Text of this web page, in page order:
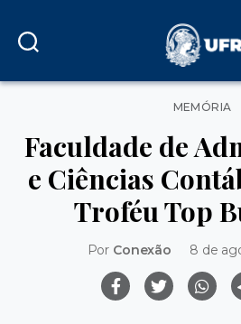
MEMÓRIA
Faculdade de
e Ciências
Troféu Top
Por Conexão 8 de